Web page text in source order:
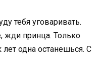
тебя уговаривать.
жди принца. Только
лет одна останешься. С